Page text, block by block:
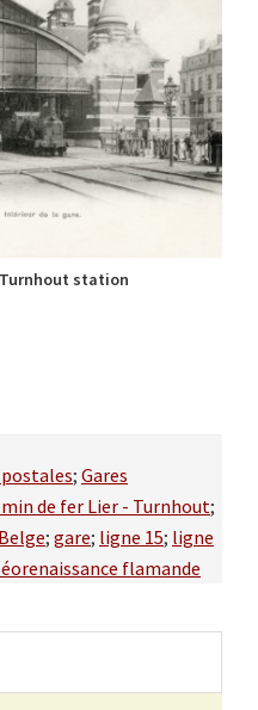
station
; Gares
de fer Lier - Turnhout;
; gare; ligne 15; ligne
flamande